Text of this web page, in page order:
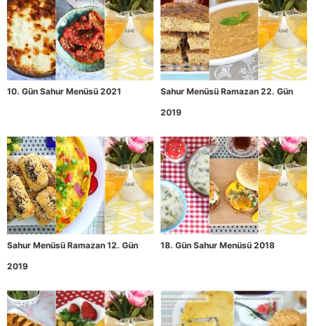
10. Gün Sahur Menüsü 2021
Sahur Menüsü Ramazan 22. Gün
2019
Sahur Menüsü Ramazan 12. Gün
2019
18. Gün Sahur Menüsü 2018